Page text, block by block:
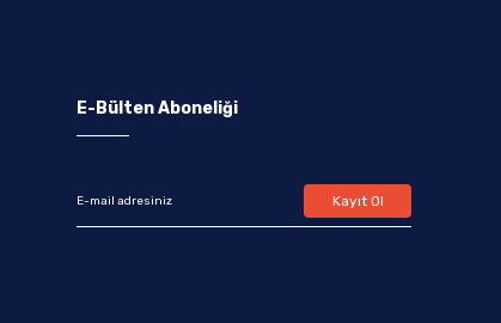
E-Bülten Aboneliği
Kayıt Ol